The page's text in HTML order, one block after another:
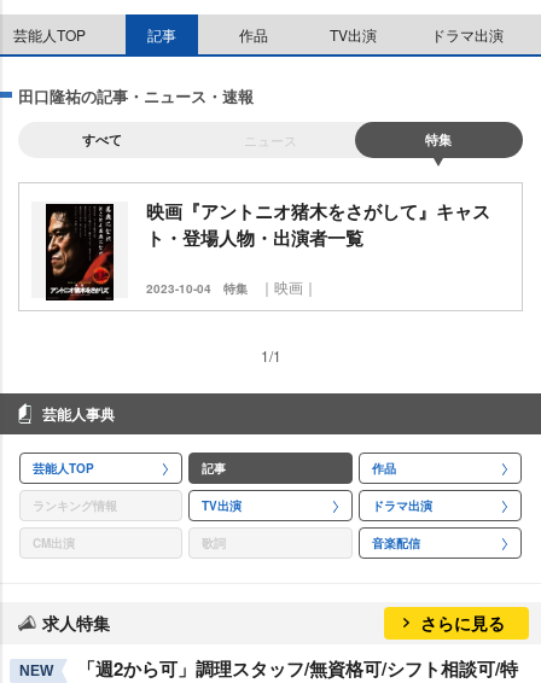
芸能人TOP 記事 作品 TV出演 ドラマ出演
田口隆祐の記事・ニュース・速報
すべて ニュース 特集
映画『アントニオ猪木をさがして』キャス
ト・登場人物・出演者一覧
2023-10-04 特集 ｜映画｜
1/1
芸能人事典
芸能人TOP 記事 作品
ランキング情報 TV出演 ドラマ出演
CM出演 歌詞 音楽配信
求人特集 さらに見る
NEW
「週2から可」調理スタッフ/無資格可/シフト相談可/特